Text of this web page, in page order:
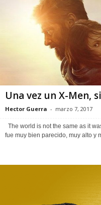
Una vez un X-Men,
Hector Guerra - marzo 7, 2017
The world is not the same as it
fue muy bien parecido, muy alto y